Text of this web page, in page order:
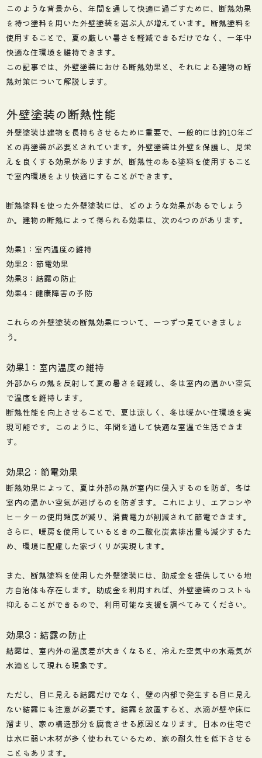
このような背景から、年間を通して快適に過ごすために、断熱効果
を持つ塗料を用いた外壁塗装を選ぶ人が増えています。断熱塗料を
使用することで、夏の厳しい暑さを軽減できるだけでなく、一年中
快適な住環境を維持できます。
この記事では、外壁塗装における断熱効果と、それによる建物の断
熱対策について解説します。
外壁塗装の断熱性能
外壁塗装は建物を長持ちさせるために重要で、一般的には約10年ご
との再塗装が必要とされています。外壁塗装は外壁を保護し、見栄
えを良くする効果がありますが、断熱性のある塗料を使用すること
で室内環境をより快適にすることができます。
断熱塗料を使った外壁塗装には、どのような効果があるでしょう
か。建物の断熱によって得られる効果は、次の4つのがあります。
効果1：室内温度の維持
効果2：節電効果
効果3：結露の防止
効果4：健康障害の予防
これらの外壁塗装の断熱効果について、一つずつ見ていきましょ
う。
効果1：室内温度の維持
外部からの熱を反射して夏の暑さを軽減し、冬は室内の温かい空気
で温度を維持します。
断熱性能を向上させることで、夏は涼しく、冬は暖かい住環境を実
現可能です。このように、年間を通して快適な室温で生活できま
す。
効果2：節電効果
断熱効果によって、夏は外部の熱が室内に侵入するのを防ぎ、冬は
室内の温かい空気が逃げるのを防ぎます。これにより、エアコンや
ヒーターの使用頻度が減り、消費電力が削減されて節電できます。
さらに、暖房を使用しているときの二酸化炭素排出量も減少するた
め、環境に配慮した家づくりが実現します。
また、断熱塗料を使用した外壁塗装には、助成金を提供している地
方自治体も存在します。助成金を利用すれば、外壁塗装のコストも
抑えることができるので、利用可能な支援を調べてみてください。
効果3：結露の防止
結露は、室内外の温度差が大きくなると、冷えた空気中の水蒸気が
水滴として現れる現象です。
ただし、目に見える結露だけでなく、壁の内部で発生する目に見え
ない結露にも注意が必要です。結露を放置すると、水滴が壁や床に
溜まり、家の構造部分を腐食させる原因となります。日本の住宅で
は水に弱い木材が多く使われているため、家の耐久性を低下させる
こともあります。